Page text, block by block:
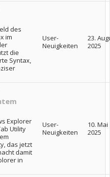
des
im
die
Syntax,
User-
Neuigkeiten
23.
2025
Explorer
Utility
das jetzt
damit
in
User-
Neuigkeiten
10. Mai
2025